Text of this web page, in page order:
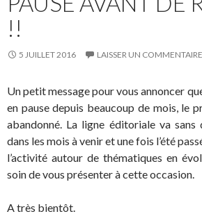
!!
5 JUILLET 2016 LAISSER UN COMMENTAIRE
Un petit message pour vous annoncer
en pause depuis beaucoup de mois, le
abandonné. La ligne éditoriale va
dans les mois à venir et une fois l’été
l’activité autour de thématiques en
soin de vous présenter à cette occasion.
A très bientôt.